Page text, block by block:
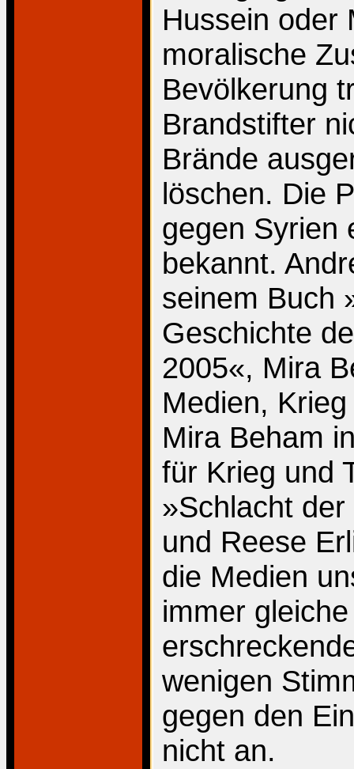
Hussein oder
moralische
Bevölkerung
Brandstifter
Brände
löschen. Die
gegen Syrien
bekannt.
seinem Buch
Geschichte
2005«, Mira
Medien,
Mira Beham
für Krieg und
»Schlacht
und Reese
die Medien
immer
wenigen
gegen den
nicht an.